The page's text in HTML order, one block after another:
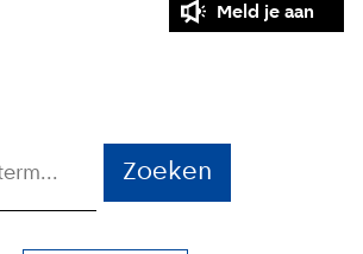
Meld je aan
Zoeken